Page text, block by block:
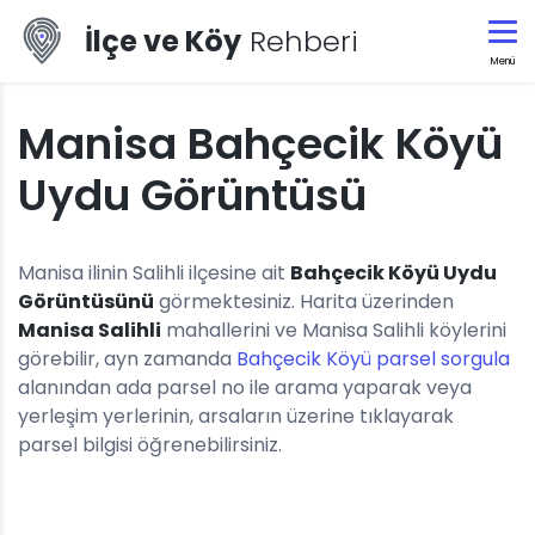
İlçe ve Köy Rehberi
Menü
Manisa Bahçecik Köyü
Uydu Görüntüsü
Manisa ilinin Salihli ilçesine ait Bahçecik Köyü Uydu
Görüntüsünü görmektesiniz. Harita üzerinden
Manisa Salihli mahallerini ve Manisa Salihli köylerini
görebilir, ayn zamanda Bahçecik Köyü parsel sorgula
alanından ada parsel no ile arama yaparak veya
yerleşim yerlerinin, arsaların üzerine tıklayarak
parsel bilgisi öğrenebilirsiniz.